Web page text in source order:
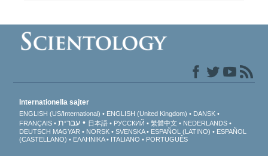
Internationella sajter
ENGLISH (US/International) ENGLISH (United Kingdom)
DANSK
FRANÇAIS
עברית 日本語 РУССКИЙ 繁體中文
NEDERLANDS
DEUTSCH MAGYAR NORSK SVENSKA ESPAÑOL (LATINO)
ESPAÑOL
(CASTELLANO)
ΕΛΛΗΝΙΚA ITALIANO PORTUGUÊS